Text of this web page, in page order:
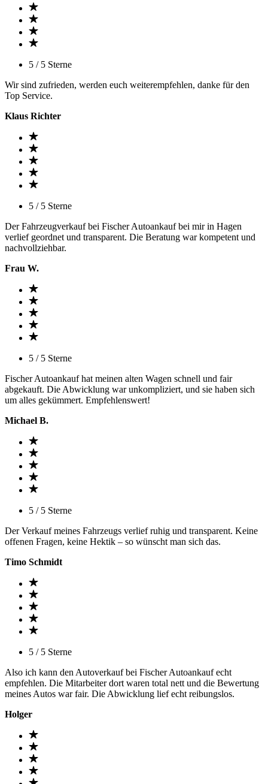
5 / 5 Sterne
Wir sind zufrieden, werden euch weiterempfehlen, danke für den
Top Service.
Klaus Richter
5 / 5 Sterne
Der Fahrzeugverkauf bei Fischer Autoankauf bei mir in Hagen
verlief geordnet und transparent. Die Beratung war kompetent und
nachvollziehbar.
Frau W.
5 / 5 Sterne
Fischer Autoankauf hat meinen alten Wagen schnell und fair
abgekauft. Die Abwicklung war unkompliziert, und sie haben sich
um alles gekümmert. Empfehlenswert!
Michael B.
5 / 5 Sterne
Der Verkauf meines Fahrzeugs verlief ruhig und transparent. Keine
offenen Fragen, keine Hektik – so wünscht man sich das.
Timo Schmidt
5 / 5 Sterne
Also ich kann den Autoverkauf bei Fischer Autoankauf echt
empfehlen. Die Mitarbeiter dort waren total nett und die Bewertung
meines Autos war fair. Die Abwicklung lief echt reibungslos.
Holger